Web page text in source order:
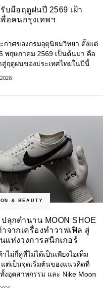
บมือฤดูฝนปี 2569 เฝ้า
พื่อคนกรุงเทพฯ
กาศของกรมอุตุนิยมวิทยา ตั้งแต่
พฤษภาคม 2569 เป็นต้นมา คือ
สู่ฤดูฝนของประเทศไทยในปีนี้
ำท่วม และเดินหน้าพัฒนา
& BEAUTY
ปลุกตำนาน MOON SHOE
าจากเครื่องทำวาฟเฟิล สู่
แห่งวงการสนีกเกอร์
าไม่กี่คู่ที่ไม่ได้เป็นเพียงไอเท็ม
ต่เป็นจุดเริ่มต้นของแนวคิดที่
งอุตสาหกรรม และ Nike Moon